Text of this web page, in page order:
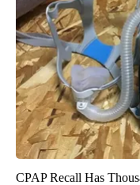
CPAP Recall Has